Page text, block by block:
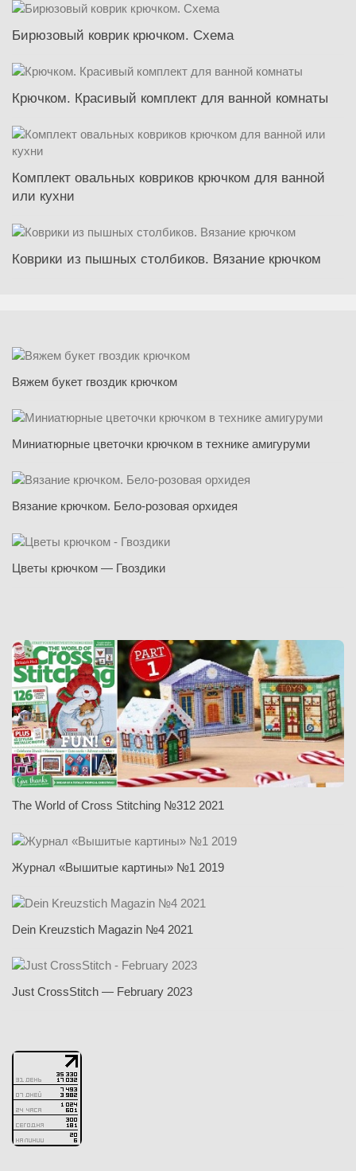
Бирюзовый коврик крючком. Схема
Крючком. Красивый комплект для ванной комнаты
Комплект овальных ковриков крючком для ванной
или кухни
Коврики из пышных столбиков. Вязание крючком
Вяжем букет гвоздик крючком
Миниатюрные цветочки крючком в технике амигуруми
Вязание крючком. Бело-розовая орхидея
Цветы крючком — Гвоздики
The World of Cross Stitching №312 2021
Журнал «Вышитые картины» №1 2019
Dein Kreuzstich Magazin №4 2021
Just CrossStitch — February 2023